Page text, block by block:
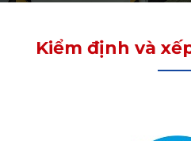
Kiểm định và